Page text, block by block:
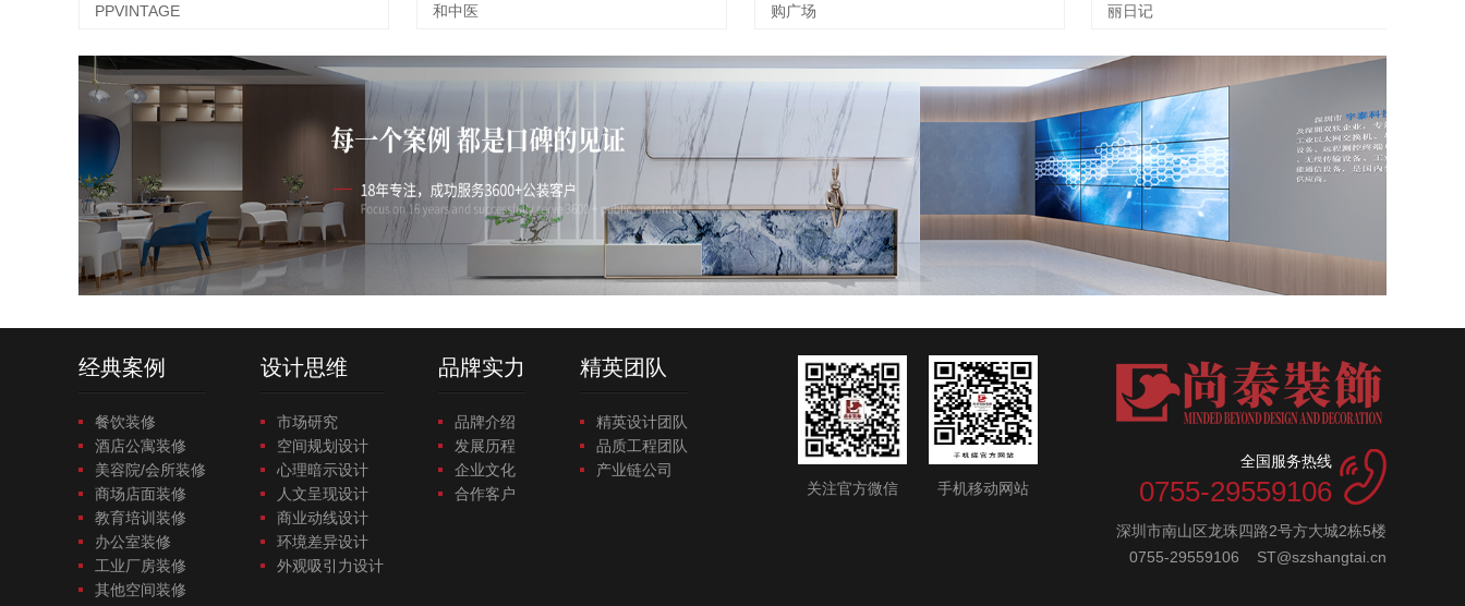
PPVINTAGE
和中医
购广场
丽日记
经典案例
餐饮装修
酒店公寓装修
美容院/会所装修
商场店面装修
教育培训装修
办公室装修
工业厂房装修
其他空间装修
设计思维
市场研究
空间规划设计
心理暗示设计
人文呈现设计
商业动线设计
环境差异设计
外观吸引力设计
品牌实力
品牌介绍
发展历程
企业文化
合作客户
精英团队
精英设计团队
品质工程团队
产业链公司
关注官方微信
手机移动网站
全国服务热线
0755-29559106
深圳市南山区龙珠四路2号方大城2栋5楼
0755-29559106 ST@szshangtai.cn